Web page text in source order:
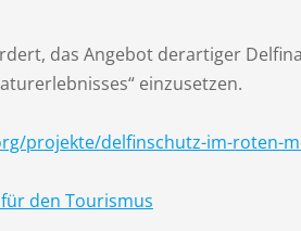
das Angebot derartiger
einzusetzen.
projekte/delfinschutz-im-roten-
den Tourismus